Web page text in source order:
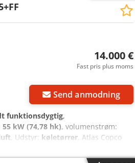
14.000 €
Fast pris plus moms
Send anmodning
funktionsdygtig,
55 kW (74,78 hk), volumenstrøm:
, Udstyr: køletørrer, Atlas Copco
GA55+ FF skruekompressor
tages i brug med det samme.